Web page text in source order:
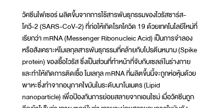
วัคซีนไฟเซอร์ ผลิตขึ้นจากการใช้สารพันธุกรรมของไวรัสซาร์ส-
โควี-2 (SARS-CoV-2) ที่ก่อให้เกิดโรคโควิด 19 ด้วยเทคโนโลยีใหม่ที่
เรียกว่า mRNA (Messenger Ribonucleic Acid) เป็นการจำลอง
หรือสังเคราะห์โมเลกุลสารพันธุกรรมที่คล้ายกับโปรตีนหนาม (Spike
protein) ของเชื้อไวรัส ซึ่งเป็นส่วนที่ทำหน้าที่จับกับเซลล์ในร่างกาย
และทำให้เกิดการติดเชื้อ โมเลกุล mRNA ที่ผลิตขึ้นนี้จะถูกห่อหุ้มด้วย
พาหะซึ่งทำจากอนุภาคไขมันในระดับนาโนเมตร (Lipid
nanoparticle) เพื่อป้องกันการย่อยสลายจากเอนไซม์ เมื่อวัคซีนถูก